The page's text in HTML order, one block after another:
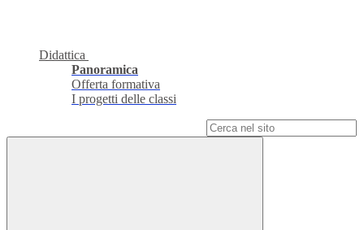
Didattica
Panoramica
Offerta formativa
I progetti delle classi